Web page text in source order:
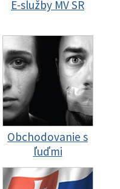
E-služby MV SR
Obchodovanie s
ľuďmi